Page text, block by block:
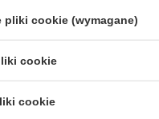
pliki cookie (wymagane)
cookie
cookie